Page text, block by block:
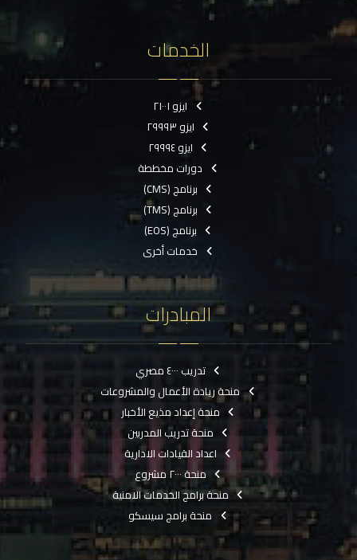
الخدمات
ايزو ٢١٠٠١
ايزو ٢٩٩٩٣
ايزو ٢٩٩٩٤
دورات مخططة
برنامج (CMS)
برنامج (TMS)
برنامج (EOS)
خدمات أخرى
المبادرات
تدريب ٤٠٠٠ مصري
منحة ريادة الأعمال والمشروعات
منحة إعداد مذيع الأخبار
منحة تدريب المدربين
اعداد القيادات الادارية
منحة ٢٠٠٠ مشروع
منحة برامج الخدمات الامنية
منحة برامج سيسكو